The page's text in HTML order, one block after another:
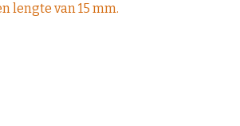
lengte van 15 mm.